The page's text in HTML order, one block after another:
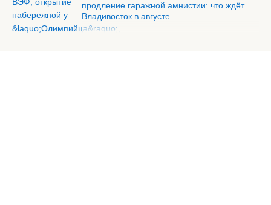
продление гаражной амнистии: что ждёт
Владивосток в августе